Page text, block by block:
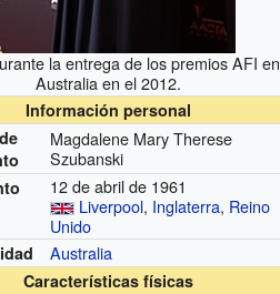
la entrega de los premios AFI en
Australia en el 2012.
Información personal
Magdalene Mary Therese
Szubanski
12 de abril de 1961
Liverpool, Inglaterra, Reino
Unido
Australia
Características físicas